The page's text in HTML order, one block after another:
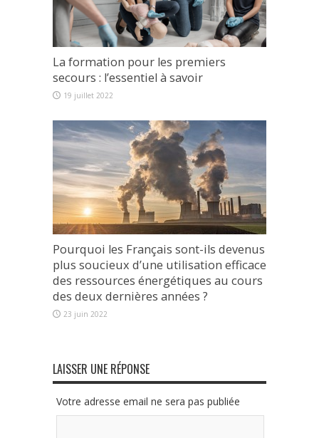
La formation pour les premiers
secours : l’essentiel à savoir
19 juillet 2022
Pourquoi les Français sont-ils devenus
plus soucieux d’une utilisation efficace
des ressources énergétiques au cours
des deux dernières années ?
23 juin 2022
LAISSER UNE RÉPONSE
Votre adresse email ne sera pas publiée